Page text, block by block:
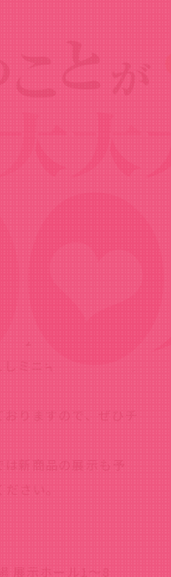
グッズ販売決
ナムコフィルムワー
ミニキャラグッズの
りますので、ぜひチ
は新商品の展示も予
さい。
展示ホール1～8